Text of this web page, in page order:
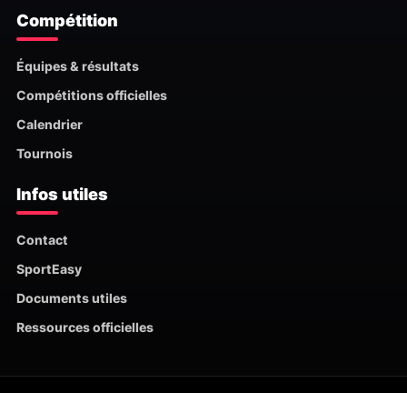
Compétition
Équipes & résultats
Compétitions officielles
Calendrier
Tournois
Infos utiles
Contact
SportEasy
Documents utiles
Ressources officielles